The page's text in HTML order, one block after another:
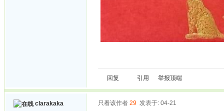
回复 引用 举报顶端
clarakaka 只看该作者 29 发表于: 04-21